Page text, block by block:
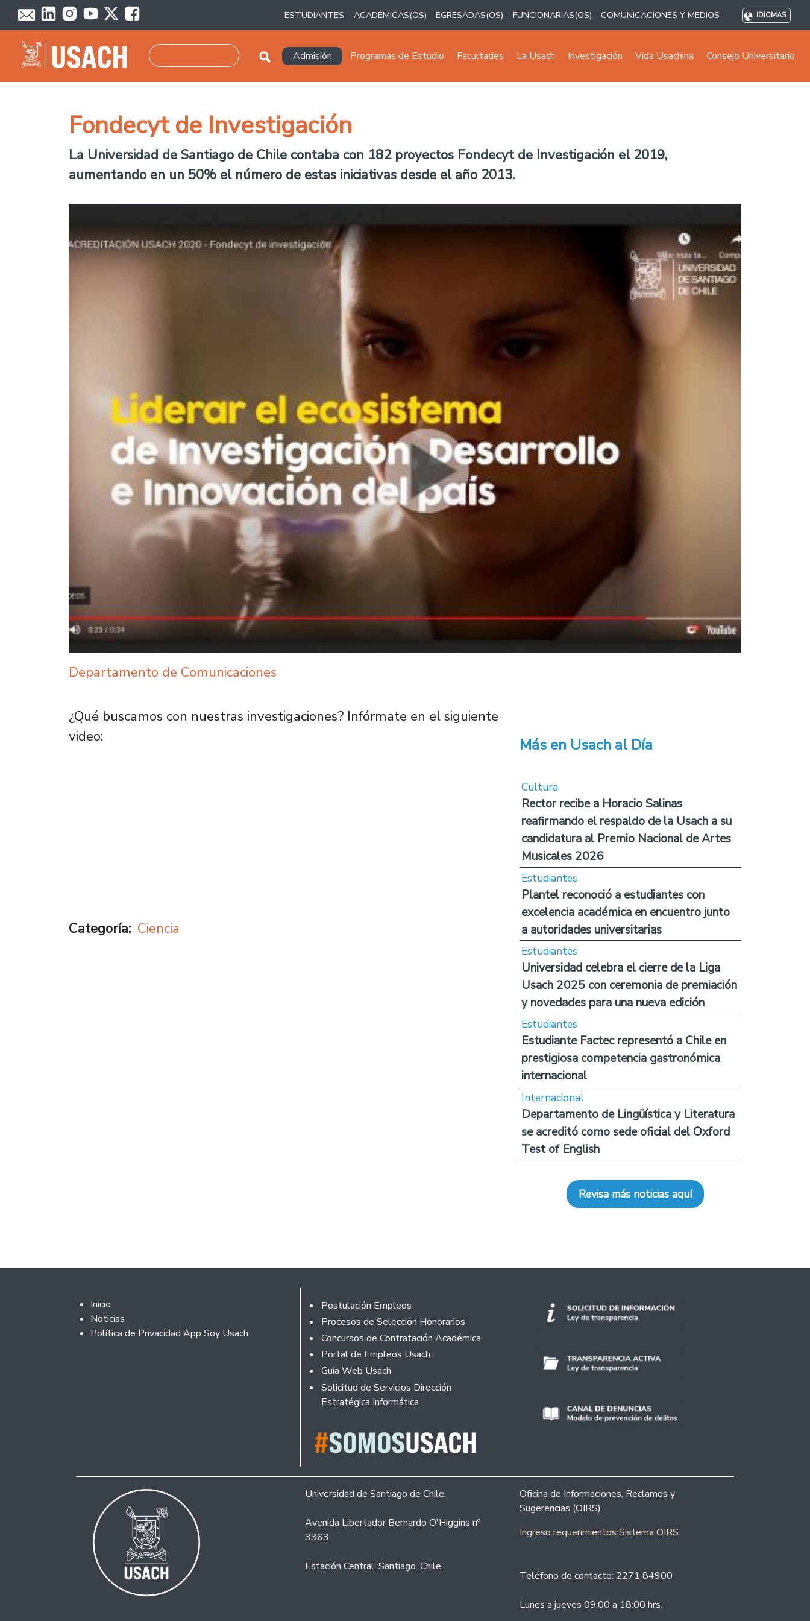
Pasar al contenido principal
ESTUDIANTES ACADÉMICAS(OS) EGRESADAS(OS) FUNCIONARIAS(OS) COMUNICACIONES Y MEDIOS IDIOMAS
Navegación principal
Admisión Programas de Estudio Facultades La Usach Investigación Vida Usachina Consejo Universitario
Fondecyt de Investigación
La Universidad de Santiago de Chile contaba con 182 proyectos Fondecyt de Investigación el 2019,
aumentando en un 50% el número de estas iniciativas desde el año 2013.
Departamento de Comunicaciones
¿Qué buscamos con nuestras investigaciones? Infórmate en el siguiente
video:
Categoría Ciencia
Más en Usach al Día
Cultura
Rector recibe a Horacio Salinas
reafirmando el respaldo de la Usach a su
candidatura al Premio Nacional de Artes
Musicales 2026
Estudiantes
Plantel reconoció a estudiantes con
excelencia académica en encuentro junto
a autoridades universitarias
Estudiantes
Universidad celebra el cierre de la Liga
Usach 2025 con ceremonia de premiación
y novedades para una nueva edición
Estudiantes
Estudiante Factec representó a Chile en
prestigiosa competencia gastronómica
internacional
Internacional
Departamento de Lingüística y Literatura
se acreditó como sede oficial del Oxford
Test of English
Revisa más noticias aquí
Footer 2
Inicio
Noticias
Política de Privacidad App Soy Usach
Footer
Postulación Empleos
Procesos de Selección Honorarios
Concursos de Contratación Académica
Portal de Empleos Usach
Guía Web Usach
Solicitud de Servicios Dirección
Estratégica Informática
Universidad de Santiago de Chile.
Avenida Libertador Bernardo O'Higgins nº
3363.
Estación Central. Santiago. Chile.
Oficina de Informaciones, Reclamos y
Sugerencias (OIRS)
Ingreso requerimientos Sistema OIRS
Teléfono de contacto: 2271 84900
Lunes a jueves 09:00 a 18:00 hrs.